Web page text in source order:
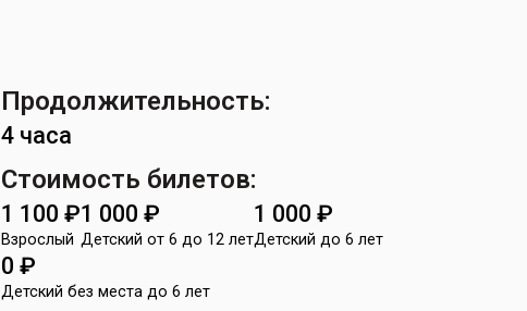
Продолжительность:
4 часа
Стоимость билетов:
1 100 ₽
Взрослый
1 000 ₽
Детский от 6 до 12 лет
1 000 ₽
Детский до 6 лет
0 ₽
Детский без места до 6 лет